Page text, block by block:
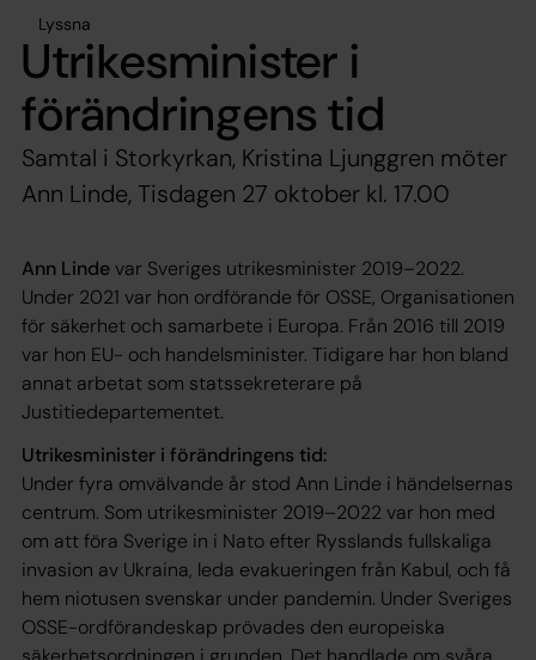
Lyssna
Utrikesminister i
förändringens tid
Samtal i Storkyrkan, Kristina Ljunggren möter
Ann Linde, Tisdagen 27 oktober kl. 17.00
Ann Lindevar Sveriges utrikesminister 2019–2022.
Under 2021 var hon ordförande för OSSE, Organisationen
för säkerhet och samarbete i Europa. Från 2016 till 2019
var hon EU- och handelsminister. Tidigare har hon bland
annat arbetat som statssekreterare på
Justitiedepartementet.
Utrikesminister i förändringens tid:
Under fyra omvälvande år stod Ann Linde i händelsernas
centrum. Som utrikesminister 2019–2022 var hon med
om att föra Sverige in i Nato efter Rysslands fullskaliga
invasion av Ukraina, leda evakueringen från Kabul, och få
hem niotusen svenskar under pandemin. Under Sveriges
OSSE-ordförandeskap prövades den europeiska